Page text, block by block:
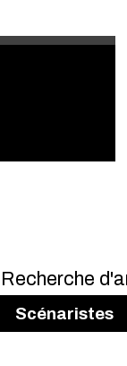
Scénaristes